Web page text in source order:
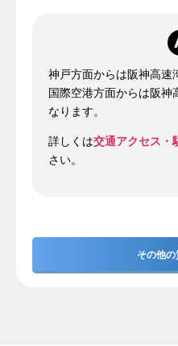
神戸方面からは阪神高速
国際空港方面からは阪神
なります。
詳しくは交通アクセス・
さい。
その他